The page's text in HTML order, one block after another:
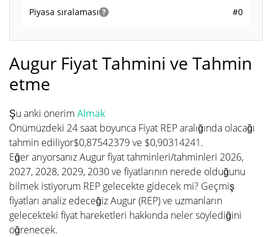
Piyasa sıralaması #0
Augur Fiyat Tahmini ve Tahmin
etme
Şu anki önerim Almak
Önümüzdeki 24 saat boyunca Fiyat REP aralığında olacağı
tahmin ediliyor$0,87542379 ve $0,90314241.
Eğer arıyorsanız Augur fiyat tahminleri/tahminleri 2026,
2027, 2028, 2029, 2030 ve fiyatlarının nerede olduğunu
bilmek istiyorum REP gelecekte gidecek mi? Geçmiş
fiyatları analiz edeceğiz Augur (REP) ve uzmanların
gelecekteki fiyat hareketleri hakkında neler söylediğini
öğrenecek.